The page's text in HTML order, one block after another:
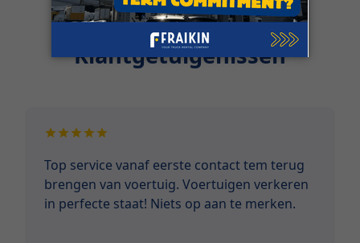
Klantgetuigenissen
Top service vanaf eerste contact tem terug
brengen van voertuig. Voertuigen verkeren
in perfecte staat! Niets op aan te merken.